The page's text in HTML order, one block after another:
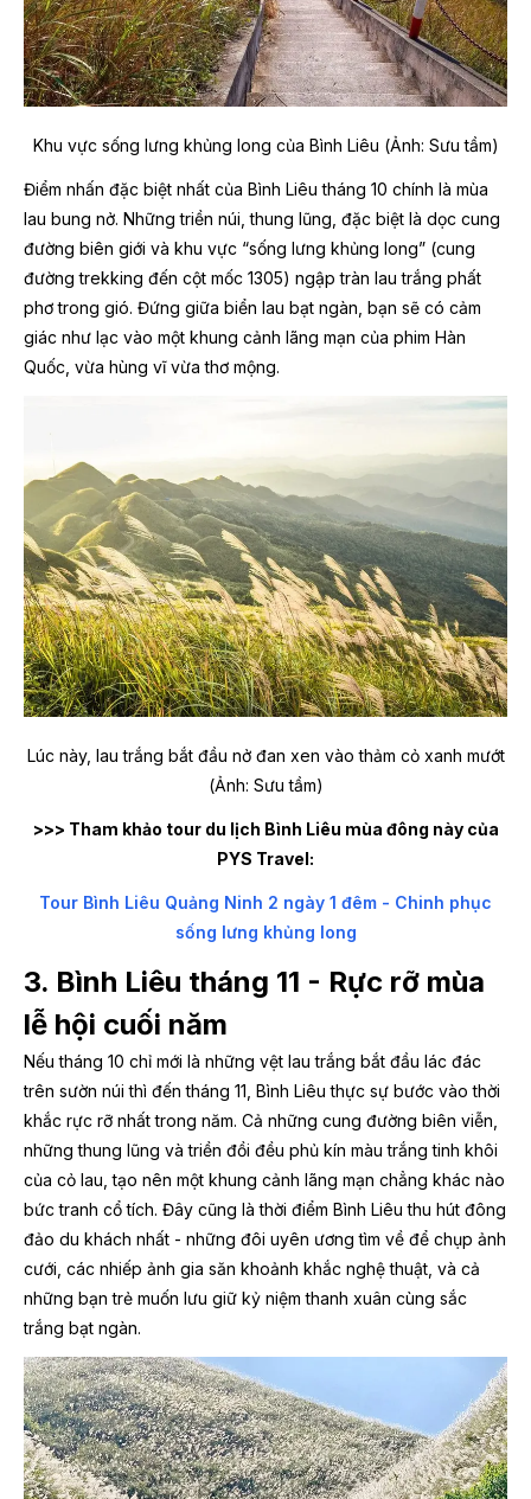
Khu vực sống lưng khủng long của Bình Liêu (Ảnh: Sưu tầm)
Điểm nhấn đặc biệt nhất của Bình Liêu tháng 10 chính là mùa
lau bung nở. Những triền núi, thung lũng, đặc biệt là dọc cung
đường biên giới và khu vực “sống lưng khủng long” (cung
đường trekking đến cột mốc 1305) ngập tràn lau trắng phất
phơ trong gió. Đứng giữa biển lau bạt ngàn, bạn sẽ có cảm
giác như lạc vào một khung cảnh lãng mạn của phim Hàn
Quốc, vừa hùng vĩ vừa thơ mộng.
Lúc này, lau trắng bắt đầu nở đan xen vào thảm cỏ xanh mướt
(Ảnh: Sưu tầm)
>>> Tham khảo tour du lịch Bình Liêu mùa đông này của
PYS Travel:
Tour Bình Liêu Quảng Ninh 2 ngày 1 đêm - Chinh phục
sống lưng khủng long
3. Bình Liêu tháng 11 - Rực rỡ mùa
lễ hội cuối năm
Nếu tháng 10 chỉ mới là những vệt lau trắng bắt đầu lác đác
trên sườn núi thì đến tháng 11, Bình Liêu thực sự bước vào thời
khắc rực rỡ nhất trong năm. Cả những cung đường biên viễn,
những thung lũng và triền đồi đều phủ kín màu trắng tinh khôi
của cỏ lau, tạo nên một khung cảnh lãng mạn chẳng khác nào
bức tranh cổ tích. Đây cũng là thời điểm Bình Liêu thu hút đông
đảo du khách nhất - những đôi uyên ương tìm về để chụp ảnh
cưới, các nhiếp ảnh gia săn khoảnh khắc nghệ thuật, và cả
những bạn trẻ muốn lưu giữ kỷ niệm thanh xuân cùng sắc
trắng bạt ngàn.